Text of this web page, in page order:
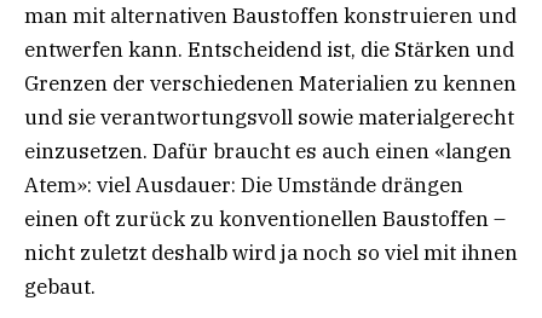
man mit alternativen Baustoffen konstruieren und
entwerfen kann. Entscheidend ist, die Stärken und
Grenzen der verschiedenen Materialien zu kennen
und sie verantwortungsvoll sowie materialgerecht
einzusetzen. Dafür braucht es auch einen «langen
Atem»: viel Ausdauer: Die Umstände drängen
einen oft zurück zu konventionellen Baustoffen –
nicht zuletzt deshalb wird ja noch so viel mit ihnen
gebaut.